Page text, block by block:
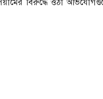
বিরুদ্ধে ওঠা